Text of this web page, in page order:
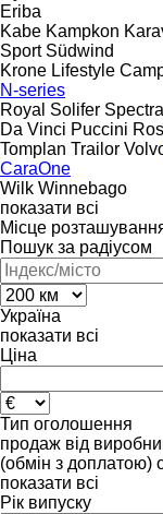
Eriba
Kabe Kampkon
Sport Südwind
Krone Lifestyle
N-series
Royal Solifer Spectra
Da Vinci Puccini
Tomplan Trailor
CaraOne
Wilk Winnebago
показати всі
Місце
Пошук за радіусом
Україна
показати всі
Ціна
Тип оголошення
продаж від
(обмін з доплатою)
показати всі
Рік випуску